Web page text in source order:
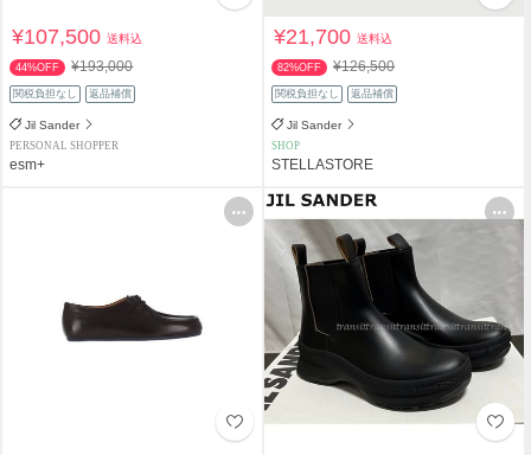
¥107,500送料込
44%OFF ¥193,000
関税負担なし 返品補償
Jil Sander
PERSONAL SHOPPER
esm+
¥21,700送料込
82%OFF ¥126,500
関税負担なし 返品補償
Jil Sander
SHOP
STELLASTORE